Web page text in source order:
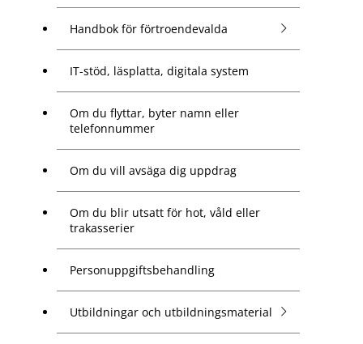
Handbok för förtroendevalda
IT-stöd, läsplatta, digitala system
Om du flyttar, byter namn eller
telefonnummer
Om du vill avsäga dig uppdrag
Om du blir utsatt för hot, våld eller
trakasserier
Personuppgiftsbehandling
Utbildningar och utbildningsmaterial